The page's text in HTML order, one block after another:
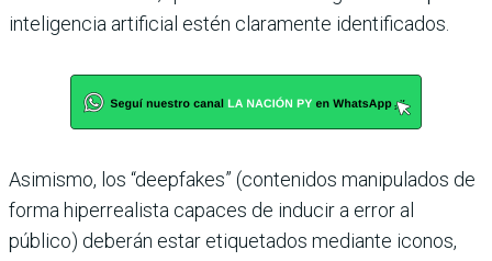
inteligencia artificial estén claramente identificados.
Asimismo, los “deepfakes” (contenidos manipulados de
forma hiperrealista capaces de inducir a error al
público) deberán estar etiquetados mediante iconos,